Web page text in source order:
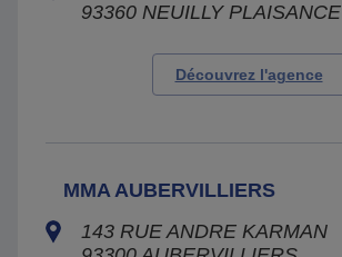
93360 NEUILLY PLAISANCE
Découvrez l'agence
MMA AUBERVILLIERS
143 RUE ANDRE KARMAN